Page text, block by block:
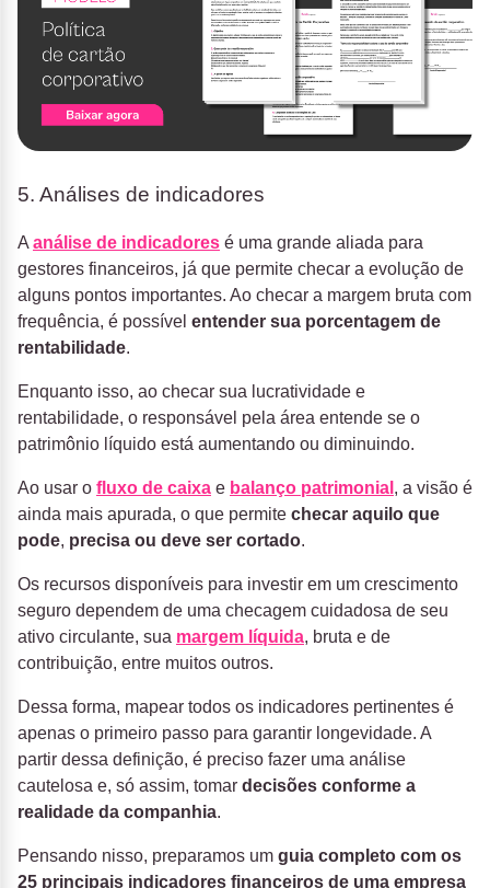
5. Análises de indicadores
Aanálise de indicadores é uma grande aliada para
gestores financeiros, já que permite checar a evolução de
alguns pontos importantes. Ao checar a margem bruta com
frequência, é possível entender sua porcentagem de
rentabilidade.
Enquanto isso, ao checar sua lucratividade e
rentabilidade, o responsável pela área entende se o
patrimônio líquido está aumentando ou diminuindo.
Ao usar o fluxo de caixa e balanço patrimonial , a visão é
ainda mais apurada, o que permite checar aquilo que
pode, precisa ou deve ser cortado.
Os recursos disponíveis para investir em um crescimento
seguro dependem de uma checagem cuidadosa de seu
ativo circulante, sua margem líquida, bruta e de
contribuição, entre muitos outros.
Dessa forma, mapear todos os indicadores pertinentes é
apenas o primeiro passo para garantir longevidade. A
partir dessa definição, é preciso fazer uma análise
cautelosa e, só assim, tomar decisões conforme a
realidade da companhia.
Pensando nisso, preparamos um guia completo com os
25 principais indicadores financeiros de uma empresa